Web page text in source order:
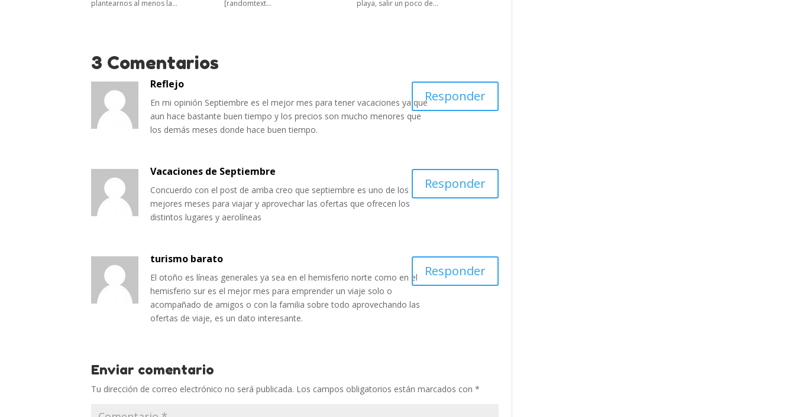
plantearnos al menos la...
[randomtext...
playa, salir un poco de...
3 Comentarios
Reflejo
En mi opinión Septiembre es el mejor mes para tener vacaciones ya que
aun hace bastante buen tiempo y los precios son mucho menores que
los demás meses donde hace buen tiempo.
Responder
Vacaciones de Septiembre
Concuerdo con el post de arriba creo que septiembre es uno de los
mejores meses para viajar y aprovechar las ofertas que ofrecen los
distintos lugares y aerolíneas
Responder
turismo barato
El otoño es líneas generales ya sea en el hemisferio norte como en el
hemisferio sur es el mejor mes para emprender un viaje solo o
acompañado de amigos o con la familia sobre todo aprovechando las
ofertas de viaje, es un dato interesante.
Responder
Enviar comentario
Tu dirección de correo electrónico no será publicada. Los campos obligatorios están marcados con*